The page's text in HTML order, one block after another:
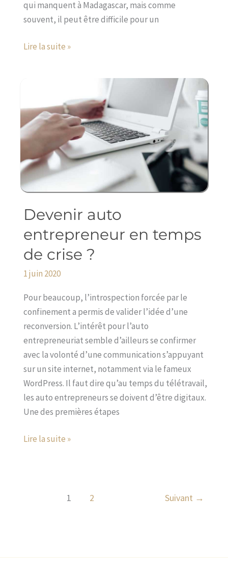
qui manquent à Madagascar, mais comme
souvent, il peut être difficile pour un
Lire la suite »
Devenir auto
entrepreneur en temps
de crise ?
1 juin 2020
Pour beaucoup, l’introspection forcée par le
confinement a permis de valider l’idée d’une
reconversion. L’intérêt pour l’auto
entrepreneuriat semble d’ailleurs se confirmer
avec la volonté d’une communication s’appuyant
sur un site internet, notamment via le fameux
WordPress. Il faut dire qu’au temps du télétravail,
les auto entrepreneurs se doivent d’être digitaux.
Une des premières étapes
Devenir
entrepreneur
en
temps
crise
?
Lire la suite »
1 2 Suivant →